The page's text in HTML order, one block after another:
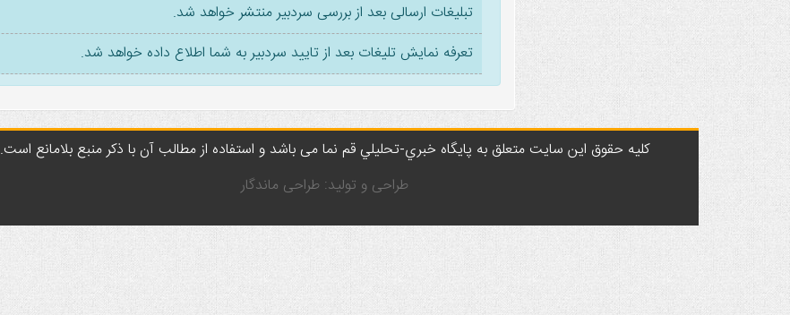
تبلیغات ارسالی بعد از بررسی سردبیر منتشر خواهد شد.
تعرفه نمایش تلیغات بعد از تایید سردبیر به شما اطلاع داده خواهد شد.
کليه حقوق اين سايت متعلق به پایگاه خبري-تحليلي قم نما می باشد و استفاده از مطالب آن با ذکر منبع بلامانع است.
طراحی و تولید: طراحی ماندگار